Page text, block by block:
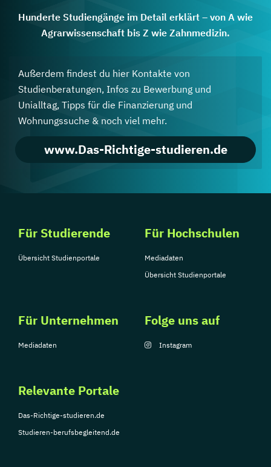
Hunderte Studiengänge im Detail erklärt – von A wie
Agrarwissenschaft bis Z wie Zahnmedizin.
Außerdem findest du hier Kontakte von
Studienberatungen, Infos zu Bewerbung und
Unialltag, Tipps für die Finanzierung und
Wohnungssuche & noch viel mehr.
www.Das-Richtige-studieren.de
Für Studierende
Übersicht Studienportale
Für Hochschulen
Mediadaten
Übersicht Studienportale
Für Unternehmen
Mediadaten
Relevante Portale
Das-Richtige-studieren.de
Studieren-berufsbegleitend.de
Folge uns auf
Instagram